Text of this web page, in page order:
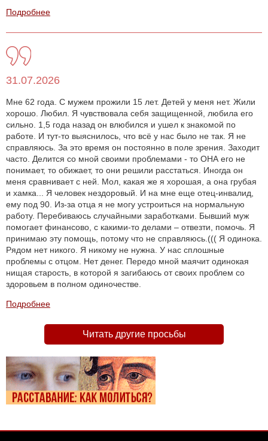
Подробнее
31.07.2026
Мне 62 года. С мужем прожили 15 лет. Детей у меня нет. Жили
хорошо. Любил. Я чувствовала себя защищенной, любила его
сильно. 1,5 года назад он влюбился и ушел к знакомой по
работе. И тут-то выяснилось, что всё у нас было не так. Я не
справляюсь. За это время он постоянно в поле зрения. Заходит
часто. Делится со мной своими проблемами - то ОНА его не
понимает, то обижает, то они решили расстаться. Иногда он
меня сравнивает с ней. Мол, какая же я хорошая, а она грубая
и хамка... Я человек нездоровый. И на мне еще отец-инвалид,
ему под 90. Из-за отца я не могу устроиться на нормальную
работу. Перебиваюсь случайными заработками. Бывший муж
помогает финансово, с какими-то делами – отвезти, помочь. Я
принимаю эту помощь, потому что не справляюсь.((( Я одинока.
Рядом нет никого. Я никому не нужна. У нас сплошные
проблемы с отцом. Нет денег. Передо мной маячит одинокая
нищая старость, в которой я загибаюсь от своих проблем со
здоровьем в полном одиночестве.
Подробнее
Читать другие просьбы